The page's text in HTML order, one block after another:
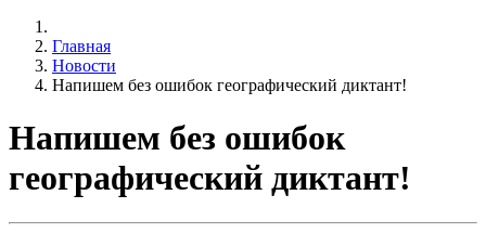
Главная
Новости
Напишем без ошибок географический диктант!
Напишем без ошибок
географический диктант!